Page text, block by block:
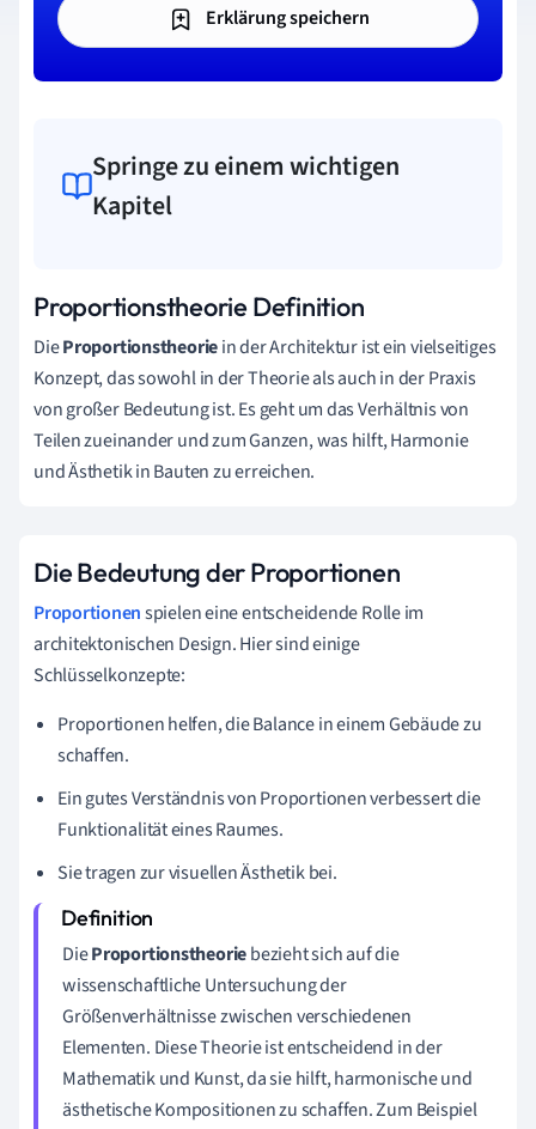
Erklärung speichern
Springe zu einem wichtigen
Kapitel
Proportionstheorie Definition
DieProportionstheoriein der Architektur ist ein vielseitiges
Konzept, das sowohl in der Theorie als auch in der Praxis
von großer Bedeutung ist. Es geht um das Verhältnis von
Teilen zueinander und zum Ganzen, was hilft, Harmonie
und Ästhetik in Bauten zu erreichen.
Die Bedeutung der Proportionen
Proportionenspielen eine entscheidende Rolle im
architektonischen Design. Hier sind einige
Schlüsselkonzepte:
Proportionen helfen, die Balance in einem Gebäude zu
schaffen.
Ein gutes Verständnis von Proportionen verbessert die
Funktionalität eines Raumes.
Sie tragen zur visuellen Ästhetik bei.
DieProportionstheoriebezieht sich auf die
wissenschaftliche Untersuchung der
Größenverhältnisse zwischen verschiedenen
Elementen. Diese Theorie ist entscheidend in der
Mathematik und Kunst, da sie hilft, harmonische und
ästhetische Kompositionen zu schaffen. Zum Beispiel